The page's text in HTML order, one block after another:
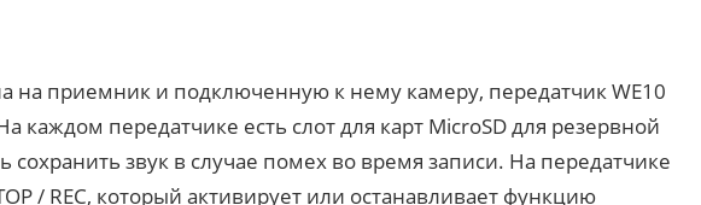
на приемник и подключенную к нему камеру, передатчик WE10
каждом передатчике есть слот для карт MicroSD для резервной
сохранить звук в случае помех во время записи. На передатчике
/ REC, который активирует или останавливает функцию